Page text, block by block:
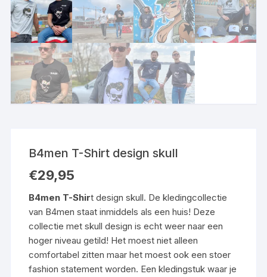
B4men T-Shirt design skull
€29,95
B4men T-Shirt design skull. De kledingcollectie
van B4men staat inmiddels als een huis! Deze
collectie met skull design is echt weer naar een
hoger niveau getild! Het moest niet alleen
comfortabel zitten maar het moest ook een stoer
fashion statement worden. Een kledingstuk waar je